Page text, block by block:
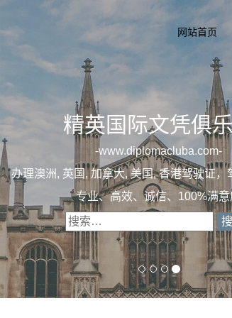
网站首页
精
一
办理澳洲, 英国